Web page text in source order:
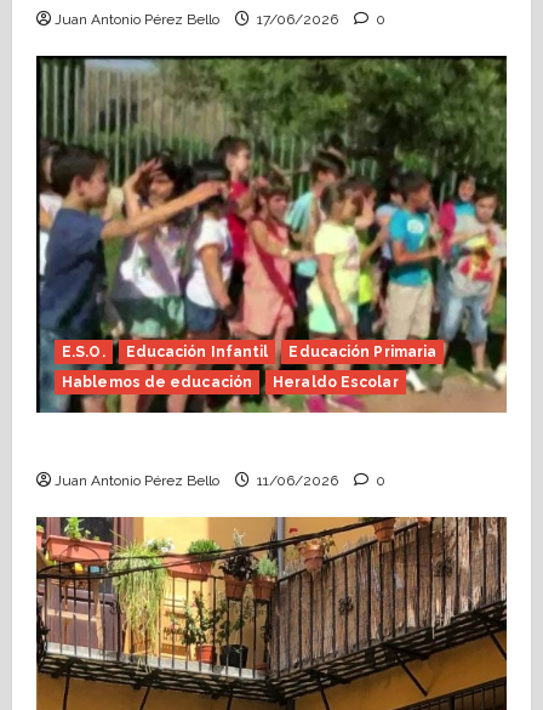
Juan Antonio Pérez Bello 17/06/2026 0
E.S.O. Educación Infantil
Educación Primaria
Hablemos de educación
Heraldo Escolar
Juan Antonio Pérez Bello 11/06/2026 0